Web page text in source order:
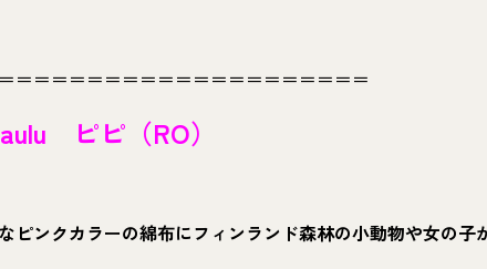
＝＝＝＝＝＝＝＝＝＝＝＝＝＝＝＝＝＝＝＝
ピピ（RO）
ピンクカラーの綿布にフィンランド森林の小動物や女の子